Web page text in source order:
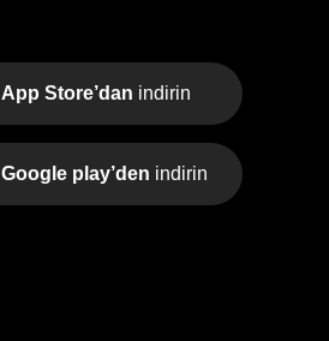
App Store’dan indirin
Google play’den indirin